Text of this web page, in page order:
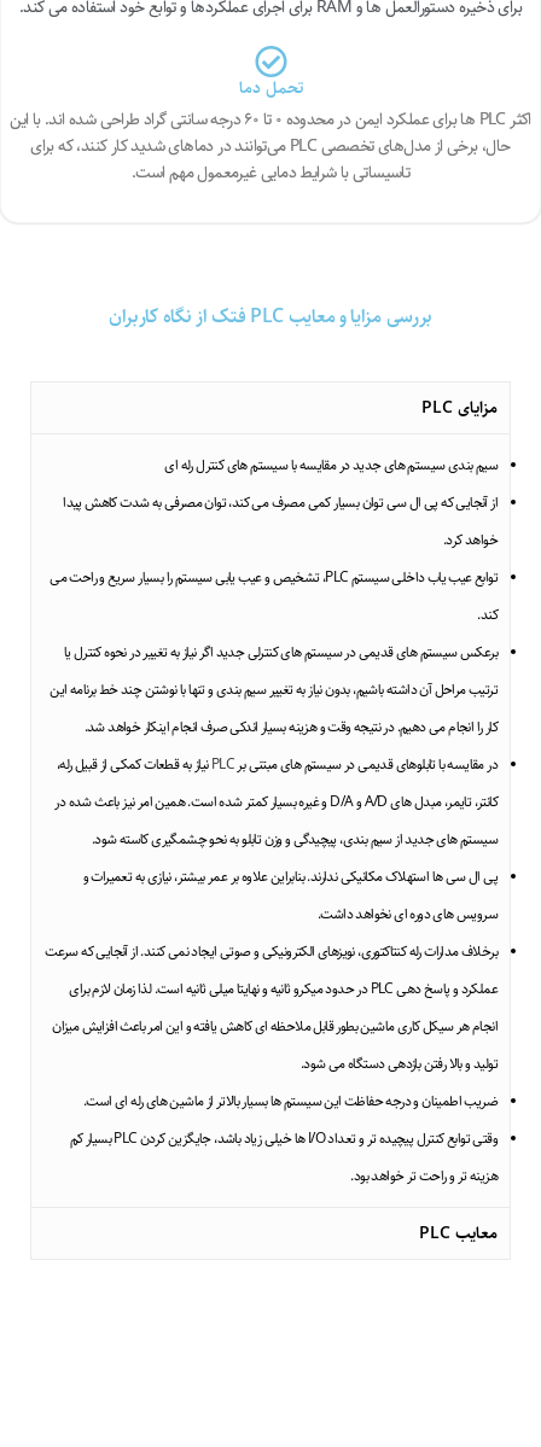
برای ذخیره دستورالعمل ها و RAM برای اجرای عملکردها و توابع خود استفاده می کند.
تحمل دما
اکثر PLC ها برای عملکرد ایمن در محدوده ۰ تا ۶۰ درجه سانتی گراد طراحی شده اند. با این
حال، برخی از مدل‌های تخصصی PLC می‌توانند در دماهای شدید کار کنند، که برای
تاسیساتی با شرایط دمایی غیرمعمول مهم است.
بررسی مزایا و معایب PLC فتک از نگاه کاربران
مزایای PLC
سیم بندی سیستم های جدید در مقایسه با سیستم های کنترل رله ای
از آنجایی که پی ال سی توان بسیار کمی مصرف می کند، توان مصرفی به شدت کاهش پیدا
خواهد کرد.
توابع عیب یاب داخلی سیستم PLC، تشخیص و عیب یابی سیستم را بسیار سریع و راحت می
کند.
برعکس سیستم های قدیمی در سیستم های کنترلی جدید اگر نیاز به تغییر در نحوه کنترل یا
ترتیب مراحل آن داشته باشیم، بدون نیاز به تغییر سیم بندی و تنها با نوشتن چند خط برنامه این
کار را انجام می دهیم. در نتیجه وقت و هزینه بسیار اندکی صرف انجام اینکار خواهد شد.
در مقایسه با تابلوهای قدیمی در سیستم های مبتنی برPLCنیاز به قطعات کمکی از قبیل رله،
کانتر، تایمر، مبدل های A/D و D/A و غیره بسیار کمتر شده است. همین امر نیز باعث شده در
سیستم های جدید از سیم بندی، پیچیدگی و وزن تابلو به نحو چشمگیری کاسته شود.
پی ال سی ها استهلاک مکانیکی ندارند. بنابراین علاوه بر عمر بیشتر، نیازی به تعمیرات و
سرویس های دوره ای نخواهد داشت.
برخلاف مدارات رله کنتاکتوری، نویزهای الکترونیکی و صوتی ایجاد نمی کنند. از آنجایی که سرعت
عملکرد و پاسخ دهی PLC در حدود میکرو ثانیه و نهایتا میلی ثانیه است. لذا زمان لازم برای
انجام هر سیکل کاری ماشین بطور قابل ملاحظه ای کاهش یافته و این امر باعث افزایش میزان
تولید و بالا رفتن بازدهی دستگاه می شود.
ضریب اطمینان و درجه حفاظت این سیستم ها بسیار بالاتر از ماشین های رله ای است.
وقتی توابع کنترل پیچیده تر و تعداد I/O ها خیلی زیاد باشد، جایگزین کردن PLC بسیار کم
هزینه تر و راحت تر خواهد بود.
معایب PLC